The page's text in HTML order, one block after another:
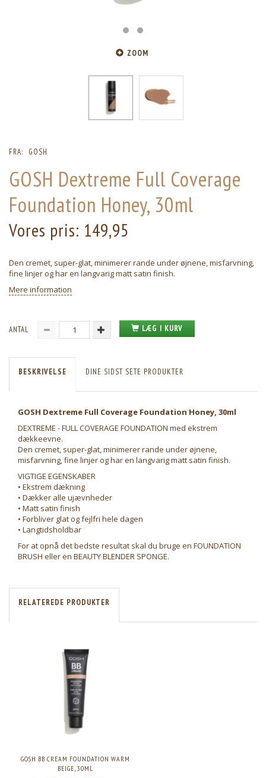
ZOOM
FRA: GOSH
GOSH Dextreme Full Coverage
Foundation Honey, 30ml
Vores pris: 149,95
Den cremet, super-glat, minimerer rande under øjnene, misfarvning,
fine linjer og har en langvarig matt satin finish.
Mere information
ANTAL LÆG I KURV
BESKRIVELSE DINE SIDST SETE PRODUKTER
GOSH Dextreme Full Coverage Foundation Honey, 30ml
DEXTREME - FULL COVERAGE FOUNDATION med ekstrem
dækkeevne.
Den cremet, super-glat, minimerer rande under øjnene,
misfarvning, fine linjer og har en langvarig matt satin finish.
VIGTIGE EGENSKABER
• Ekstrem dækning
• Dækker alle ujævnheder
• Matt satin finish
• Forbliver glat og fejlfri hele dagen
• Langtidsholdbar
For at opnå det bedste resultat skal du bruge en FOUNDATION
BRUSH eller en BEAUTY BLENDER SPONGE.
RELATEREDE PRODUKTER
GOSH BB CREAM FOUNDATION WARM
BEIGE, 30ML